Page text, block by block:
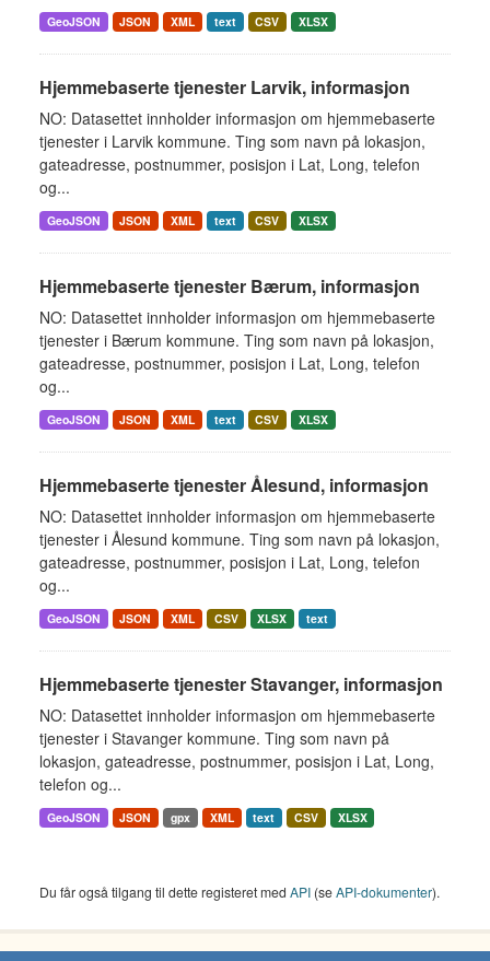
GeoJSON JSON XML text CSV XLSX
Hjemmebaserte tjenester Larvik, informasjon
NO: Datasettet innholder informasjon om hjemmebaserte
tjenester i Larvik kommune. Ting som navn på lokasjon,
gateadresse, postnummer, posisjon i Lat, Long, telefon
og...
GeoJSON JSON XML text CSV XLSX
Hjemmebaserte tjenester Bærum, informasjon
NO: Datasettet innholder informasjon om hjemmebaserte
tjenester i Bærum kommune. Ting som navn på lokasjon,
gateadresse, postnummer, posisjon i Lat, Long, telefon
og...
GeoJSON JSON XML text CSV XLSX
Hjemmebaserte tjenester Ålesund, informasjon
NO: Datasettet innholder informasjon om hjemmebaserte
tjenester i Ålesund kommune. Ting som navn på lokasjon,
gateadresse, postnummer, posisjon i Lat, Long, telefon
og...
GeoJSON JSON XML CSV XLSX text
Hjemmebaserte tjenester Stavanger, informasjon
NO: Datasettet innholder informasjon om hjemmebaserte
tjenester i Stavanger kommune. Ting som navn på
lokasjon, gateadresse, postnummer, posisjon i Lat, Long,
telefon og...
GeoJSON JSON gpx XML text CSV XLSX
Du får også tilgang til dette registeret med API (seAPI-dokumenter).